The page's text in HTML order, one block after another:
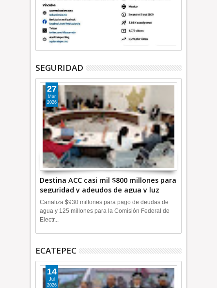
SEGURIDAD
Destina ACC casi mil $800 millones para
seguridad y adeudos de agua y luz
+Video
27
Mar
2026
Canaliza $930 millones para pago de deudas de
agua y 125 millones para la Comisión Federal de
Electr...
ECATEPEC
14
Jul
2026